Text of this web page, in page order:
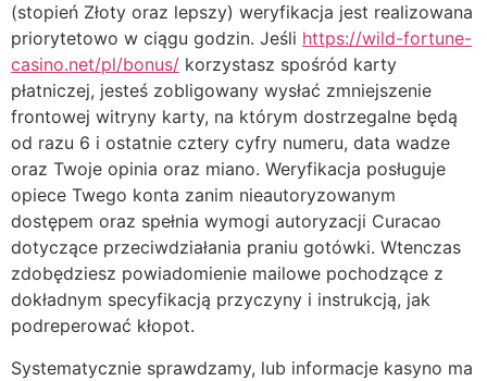
(stopień Złoty oraz lepszy) weryfikacja jest realizowana
priorytetowo w ciągu godzin. Jeśli https://wild-fortune-
casino.net/pl/bonus/ korzystasz spośród karty
płatniczej, jesteś zobligowany wysłać zmniejszenie
frontowej witryny karty, na którym dostrzegalne będą
od razu 6 i ostatnie cztery cyfry numeru, data wadze
oraz Twoje opinia oraz miano. Weryfikacja posługuje
opiece Twego konta zanim nieautoryzowanym
dostępem oraz spełnia wymogi autoryzacji Curacao
dotyczące przeciwdziałania praniu gotówki. Wtenczas
zdobędziesz powiadomienie mailowe pochodzące z
dokładnym specyfikacją przyczyny i instrukcją, jak
podreperować kłopot.
Systematycznie sprawdzamy, lub informacje kasyno ma